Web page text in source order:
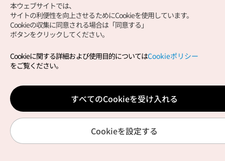
Copyright (c) Korea Tourism Organization All Rights
サイトエラー報告公式メール
japanese@knto.or.kr
本ウェブサイトでは、
サイトの利便性を向上させるためにCookieを使用しています。
Cookieの収集に同意される場合は「同意する」
ボタンをクリックしてください。
Cookieに関する詳細および使用目的についてはCookieポリシー
をご覧ください。
すべてのCookieを受け入れる
Cookieを設定する